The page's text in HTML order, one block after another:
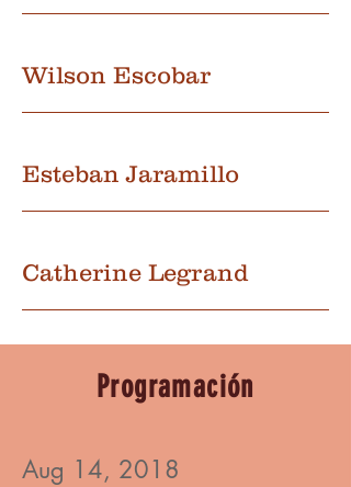
Wilson Escobar
Esteban Jaramillo
Catherine Legrand
Programación
Aug 14, 2018